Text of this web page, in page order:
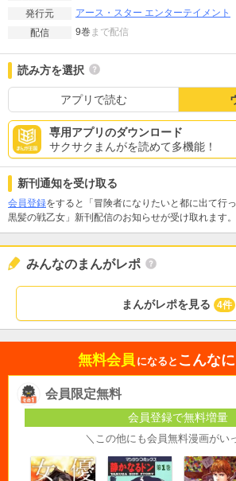
発行元
アース・スター エンターテイメント
配信
9巻 まで配信
読み方を選択
アプリで読む
専用アプリのダウンロード
サクサクまんがを読めて多機能！
新刊通知を受け取る
会員登録をすると「冒険者になりたいと都に出て行
黒髪の戦乙女」新刊配信のお知らせが受け取れます。
みんなのまんがレポ
まんがレポを見る 4件
無料会員 になると こんな
会員限定無料
会員登録で無料増量
＼この他にも会員無料漫画がい